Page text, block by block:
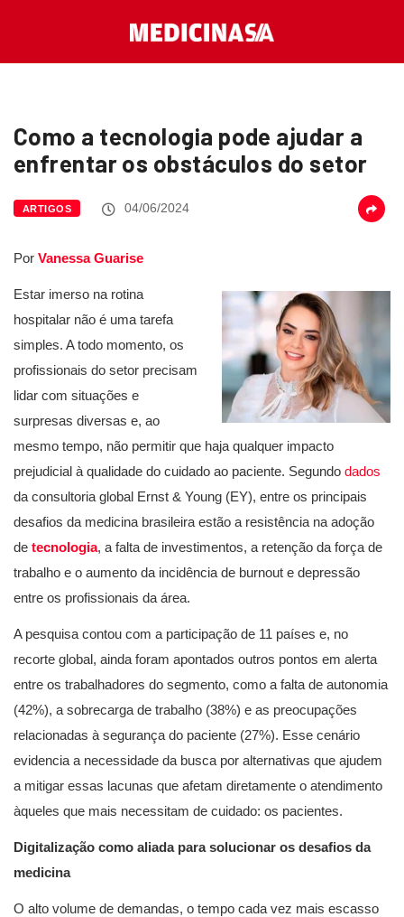
Como a tecnologia pode ajudar a
enfrentar os obstáculos do setor
ARTIGOS 04/06/2024
Por Vanessa Guarise
Estar imerso na rotina
hospitalar não é uma tarefa
simples. A todo momento, os
profissionais do setor precisam
lidar com situações e
surpresas diversas e, ao
mesmo tempo, não permitir que haja qualquer impacto
prejudicial à qualidade do cuidado ao paciente. Segundo dados
da consultoria global Ernst & Young (EY), entre os principais
desafios da medicina brasileira estão a resistência na adoção
de tecnologia, a falta de investimentos, a retenção da força de
trabalho e o aumento da incidência de burnout e depressão
entre os profissionais da área.
A pesquisa contou com a participação de 11 países e, no
recorte global, ainda foram apontados outros pontos em alerta
entre os trabalhadores do segmento, como a falta de autonomia
(42%), a sobrecarga de trabalho (38%) e as preocupações
relacionadas à segurança do paciente (27%). Esse cenário
evidencia a necessidade da busca por alternativas que ajudem
a mitigar essas lacunas que afetam diretamente o atendimento
àqueles que mais necessitam de cuidado: os pacientes.
Digitalização como aliada para solucionar os desafios da
medicina
O alto volume de demandas, o tempo cada vez mais escasso